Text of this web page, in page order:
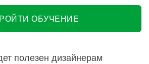
ОБУЧЕНИЕ
полезен дизайнерам